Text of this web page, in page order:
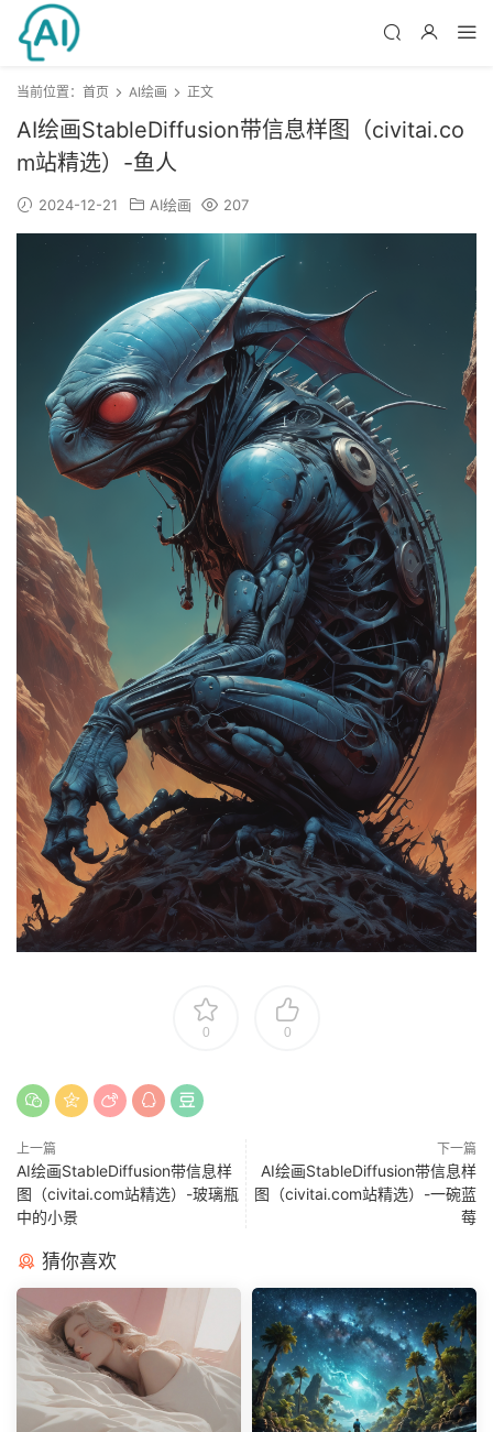
当前位置： 首页 AI绘画 正文
AI绘画StableDiffusion带信息样图（civitai.co
m站精选）-鱼人
2024-12-21 AI绘画 207
0 0
上一篇
AI绘画StableDiffusion带信息样
图（civitai.com站精选）-玻璃瓶
中的小景
下一篇
AI绘画StableDiffusion带信息样
图（civitai.com站精选）-一碗蓝
莓
猜你喜欢